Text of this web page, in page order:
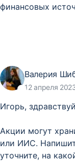
финансовых
Валерия
12 апреля
Игорь,
Акции могут
или ИИС.
уточните, на